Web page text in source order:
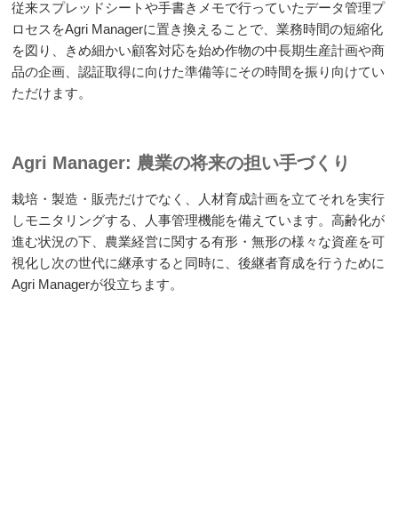
従来スプレッドシートや手書きメモで行っていたデータ管理プ
ロセスをAgri Managerに置き換えることで、業務時間の短縮化
を図り、きめ細かい顧客対応を始め作物の中長期生産計画や商
品の企画、認証取得に向けた準備等にその時間を振り向けてい
ただけます。
Agri Manager: 農業の将来の担い手づくり
栽培・製造・販売だけでなく、人材育成計画を立てそれを実行
しモニタリングする、人事管理機能を備えています。高齢化が
進む状況の下、農業経営に関する有形・無形の様々な資産を可
視化し次の世代に継承すると同時に、後継者育成を行うために
Agri Managerが役立ちます。